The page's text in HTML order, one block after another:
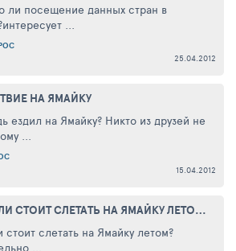
25.04.2012
ли посещение данных стран в
...
15.04.2012
НА ЯМАЙКУ
ездил на Ямайку? Никто из друзей не
...
ДОРОГО ЛИ СТОИТ СЛЕТАТЬ НА ЯМАЙКУ ЛЕТОМ?
стоит слетать на Ямайку летом?
...